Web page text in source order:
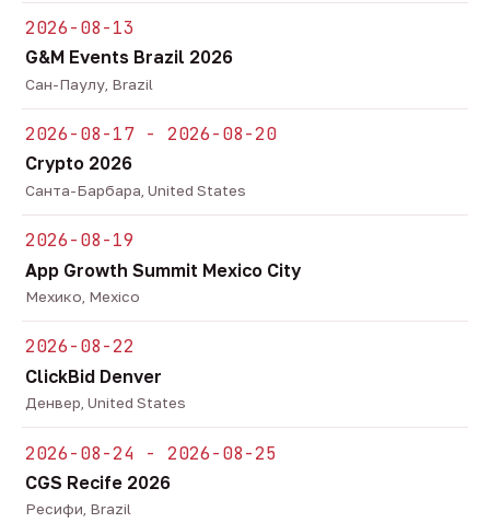
2026-08-13
G&M Events Brazil 2026
Сан-Паулу, Brazil
2026-08-17 - 2026-08-20
Crypto 2026
Санта-Барбара, United States
2026-08-19
App Growth Summit Mexico City
Мехико, Mexico
2026-08-22
ClickBid Denver
Денвер, United States
2026-08-24 - 2026-08-25
CGS Recife 2026
Ресифи, Brazil